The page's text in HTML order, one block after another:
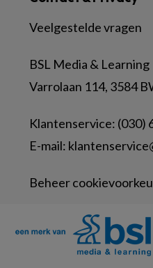
Veelgestelde vragen
BSL Media & Learning
Varrolaan 114, 3584
Klantenservice: (030)
E-mail:
Beheer